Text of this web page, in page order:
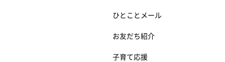
ひとことメール
お友だち紹介
子育て応援